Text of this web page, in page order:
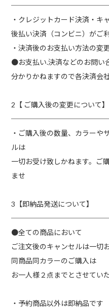
・クレジットカード決済・キ
後払い決済（コンビニ）がご
・決済後のお支払い方法の変
●お支払い.決済などのお問い
分かりかねますので各決済会
2【 ご購入後の変更について】
・ご購入後の数量、カラーや
ルは
一切お受け致しかねます。ご
ませ
3【即納品発送について】
●全ての商品において
ご注文後のキャンセルは一切
同商品同カラーのご購入は
お一人様２点までとさせてい
・予約商品以外は即納品です